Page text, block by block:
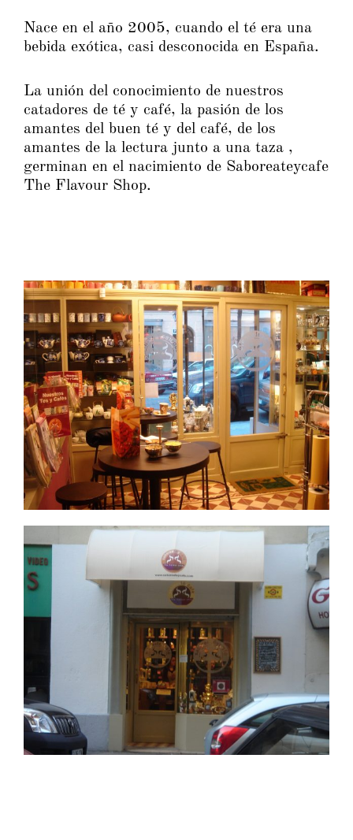
Nace en el año 2005, cuando el té era una
bebida exótica, casi desconocida en España.
La unión del conocimiento de nuestros
catadores de té y café, la pasión de los
amantes del buen té y del café, de los
amantes de la lectura junto a una taza ,
germinan en el nacimiento de Saboreateycafe
The Flavour Shop.